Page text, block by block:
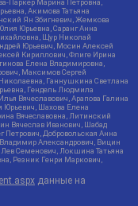
Паркер Марина Петровна,
Акимова Татьяна
Ян Збигневич, Жемкова
Юрьевна, Саранг Анна
Щур Николай
Юрьевич, Мосин Алексей
Кириллович, Флиге Ирина
Елена Владимировна,
Максимов Сергей
Ганнушкина Светлана
Гендель Людмила
Вячеславович, Арапова Галина
Юрьевич, Шахова Елена
Вячеславовна, Литинский
Вячеслав Иванович, Шабад
Добровольская Анна
Александрович, Вицин
Семенович, Локшина Татьяна
Резник Генри Маркович,
данные на